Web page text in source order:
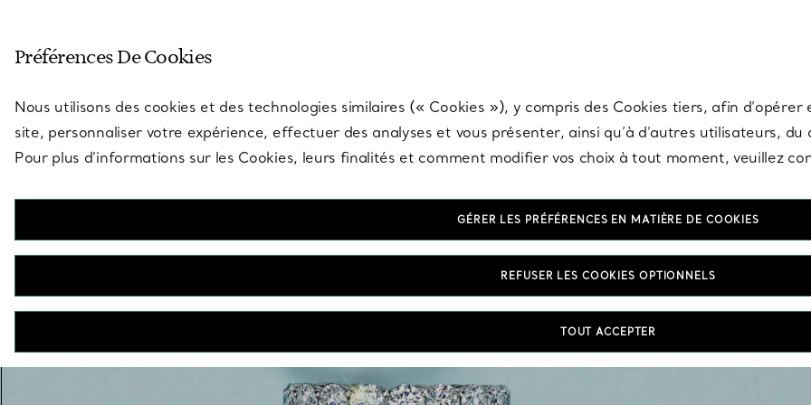
Préférences De Cookies
Nous utilisons des cookies et des technologies similaires (« Cookies »), y compris des Cookies tiers, afin
site, personnaliser votre expérience, effectuer des analyses et vous présenter, ainsi qu’à d’autres utilisateurs,
Pour plus d’informations sur les Cookies, leurs finalités et comment modifier vos choix à tout moment, veuillez
GÉRER LES PRÉFÉRENCES EN MATIÈRE DE COOKIES
REFUSER LES COOKIES OPTIONNELS
TOUT ACCEPTER